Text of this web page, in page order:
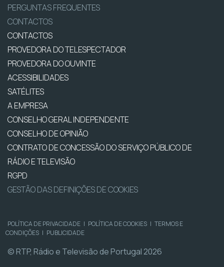
PERGUNTAS FREQUENTES
CONTACTOS
CONTACTOS
PROVEDORA DO TELESPECTADOR
PROVEDORA DO OUVINTE
ACESSIBILIDADES
SATÉLITES
A EMPRESA
CONSELHO GERAL INDEPENDENTE
CONSELHO DE OPINIÃO
CONTRATO DE CONCESSÃO DO SERVIÇO PÚBLICO DE
RÁDIO E TELEVISÃO
RGPD
GESTÃO DAS DEFINIÇÕES DE COOKIES
POLÍTICA DE PRIVACIDADE | POLÍTICA DE COOKIES | TERMOS E
CONDIÇÕES | PUBLICIDADE
© RTP, Rádio e Televisão de Portugal 2026